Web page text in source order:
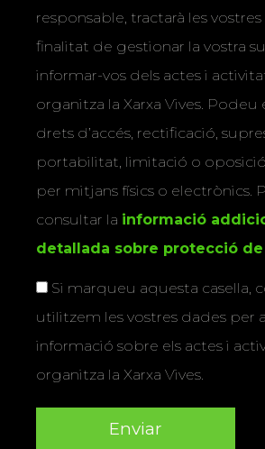
responsable, tractarà les
finalitat de gestionar la vostra
informar-vos dels actes i
organitza la Xarxa Vives. Podeu
drets d’accés, rectificació,
portabilitat, limitació o
per mitjans físics o electrònics.
consultar la informació
detallada sobre protecció
Si marqueu aquesta casella,
utilitzem les vostres dades per
informació sobre els actes i
organitza la Xarxa Vives.